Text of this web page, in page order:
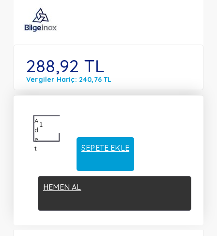
288,92 TL
Vergiler Hariç: 240,76 TL
A
d
e
t
SEPETE EKLE
HEMEN AL